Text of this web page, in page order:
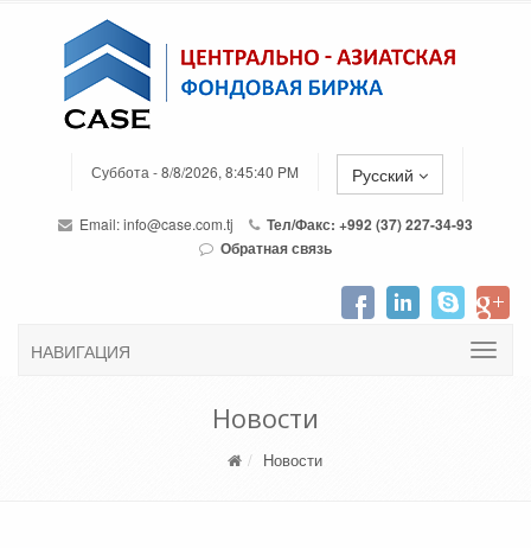
Суббота - 8/8/2026, 8:45:40 PM Русский
Email:info@case.com.tj
Тел/Факс: +992 (37) 227-34-93
Обратная связь
НАВИГАЦИЯ
Новости
Новости